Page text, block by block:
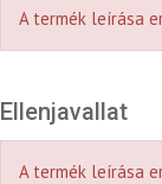
A termék leírása
Ellenjavallat
A termék leírása